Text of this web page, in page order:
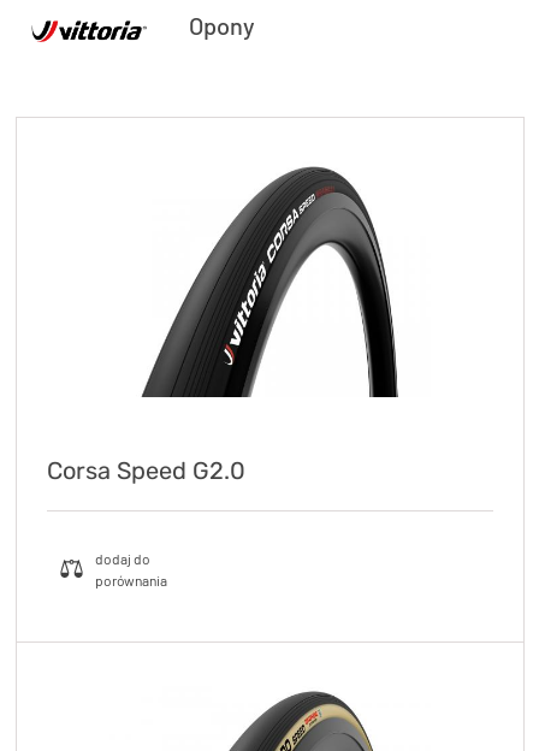
zakupy!
Kup bon podarunkowy
KryptoFlex Key Cable
34,90 zł* 89,00 zł*
Opony
Corsa Speed G2.0